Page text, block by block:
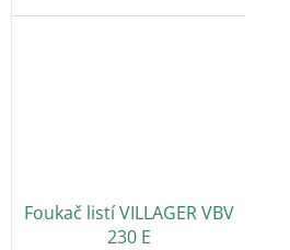
Foukač listí VILLAGER VBV
230 E